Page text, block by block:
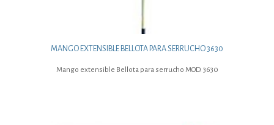
MANGO EXTENSIBLE BELLOTA PARA SERRUCHO 3630
Mango extensible Bellota para serrucho MOD. 3630